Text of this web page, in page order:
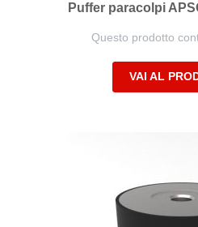
Puffer paracolpi
Questo prodotto
VAI AL